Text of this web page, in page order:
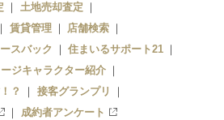
土地売却査定
賃貸管理
店舗検索
スバック
住まいるサポート21
ジキャラクター紹介
？
接客グランプリ
成約者アンケート